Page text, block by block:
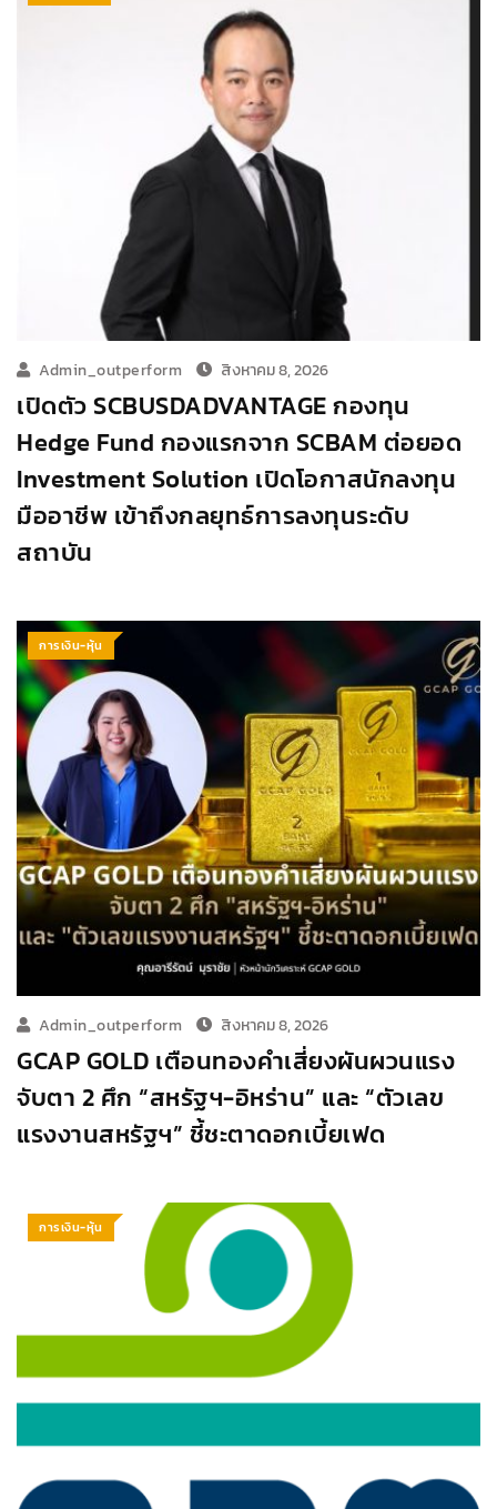
Admin_outperform สิงหาคม 8, 2026
เปิดตัว SCBUSDADVANTAGE กองทุน
Hedge Fund กองแรกจาก SCBAM ต่อยอด
Investment Solution เปิดโอกาสนักลงทุน
มืออาชีพ เข้าถึงกลยุทธ์การลงทุนระดับ
สถาบัน
การเงิน-หุ้น
Admin_outperform สิงหาคม 8, 2026
GCAP GOLD เตือนทองคำเสี่ยงผันผวนแรง
จับตา 2 ศึก “สหรัฐฯ-อิหร่าน” และ “ตัวเลข
แรงงานสหรัฐฯ” ชี้ชะตาดอกเบี้ยเฟด
การเงิน-หุ้น